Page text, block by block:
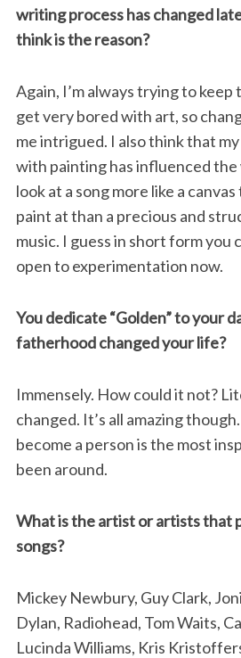
writing process has changed
think is the reason?
Again, I’m always trying to
get very bored with art, so
me intrigued. I also think that
with painting has influenced
look at a song more like a
paint at than a precious and
music. I guess in short form you
open to experimentation now.
You dedicate “Golden” to your
fatherhood changed your life?
Immensely. How could it not?
changed. It’s all amazing
become a person is the most
been around.
What is the artist or artists that
songs?
Mickey Newbury, Guy Clark,
Dylan, Radiohead, Tom Waits,
Lucinda Williams, Kris